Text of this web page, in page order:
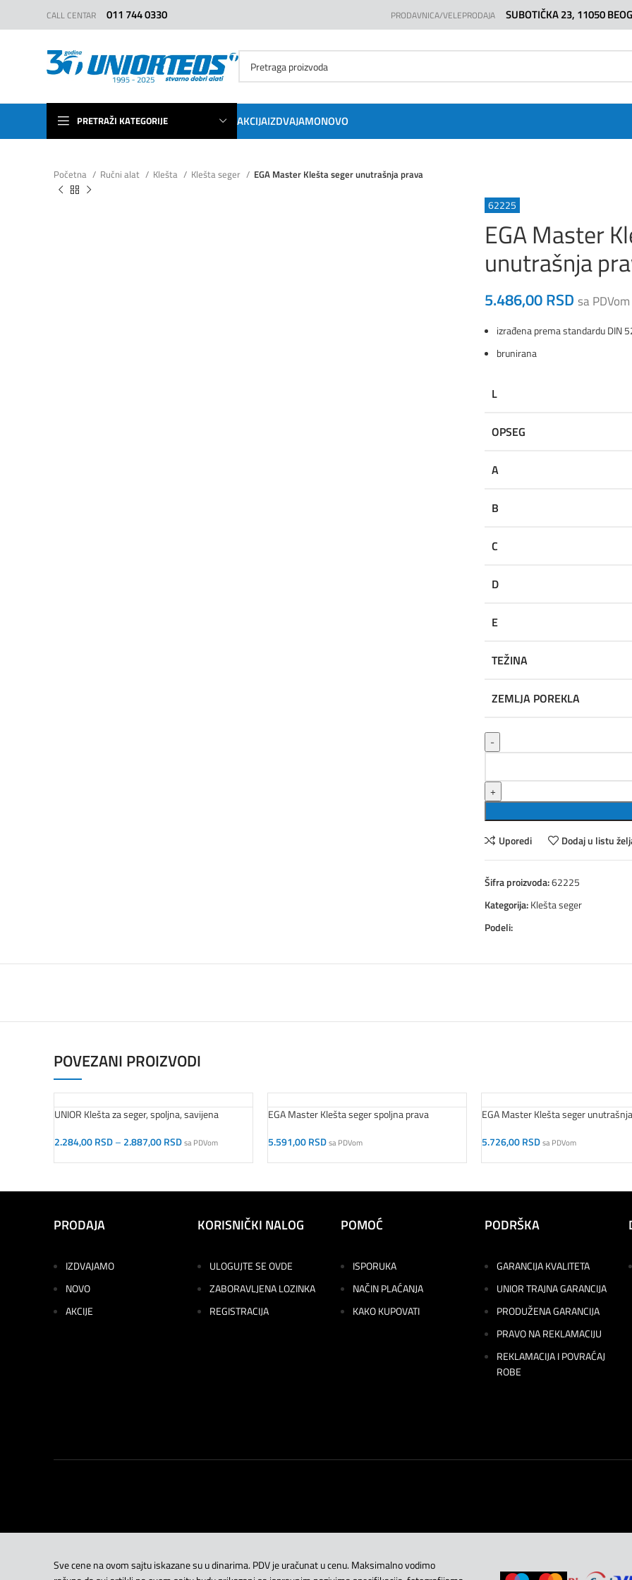
CALL CENTAR 011 744 0330 PRODAVNICA/VELEPRODAJA SUBOTIČKA 23, 11050
PRETRAŽI KATEGORIJE AKCIJAIZDVAJAMONOVO
Početna Ručni alat Klešta Klešta seger EGA Master Klešta seger unutrašnja prava
62225
EGA Master
unutrašnja
5.486,00RSD sa PDVom
izrađena prema standardu DIN
brunirana
L
OPSEG
A
B
C
D
E
TEŽINA
ZEMLJA POREKLA
Uporedi
Dodaj u listu
Šifra proizvoda:62225
Kategorija:Klešta seger
Podeli:
POVEZANI PROIZVODI
UNIOR Klešta za seger, spoljna, savijena
2.284,00RSD– 2.887,00RSDsa PDVom
EGA Master Klešta seger spoljna prava
5.591,00RSDsa PDVom
EGA Master Klešta seger
5.726,00RSDsa PDVom
PRODAJA
IZDVAJAMO
NOVO
AKCIJE
KORISNIČKI NALOG
ULOGUJTE SE OVDE
ZABORAVLJENA LOZINKA
REGISTRACIJA
POMOĆ
ISPORUKA
NAČIN PLAĆANJA
KAKO KUPOVATI
PODRŠKA
GARANCIJA KVALITETA
UNIOR TRAJNA GARANCIJA
PRODUŽENA GARANCIJA
PRAVO NA REKLAMACIJU
REKLAMACIJA I POVRAĆAJ
ROBE
Sve cene na ovom sajtu iskazane su u dinarima. PDV je uračunat u cenu. Maksimalno vodimo